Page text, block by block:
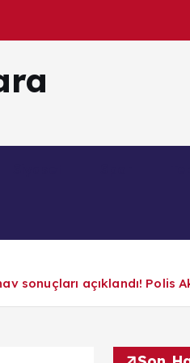
sonuçları açıklandı!